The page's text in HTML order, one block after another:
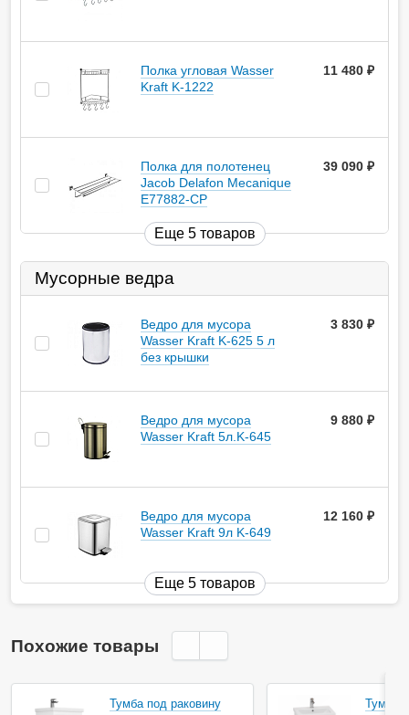
Полка угловая Wasser
Kraft K-1222
11 480
Полка для полотенец
Jacob Delafon Mecanique
E77882-CP
39 090
Еще 5 товаров
Мусорные ведра
Ведро для мусора
Wasser Kraft K-625 5 л
без крышки
3 830
Ведро для мусора
Wasser Kraft 5л.K-645
9 880
Ведро для мусора
Wasser Kraft 9л K-649
12 160
Еще 5 товаров
Похожие товары
Тумба под раковину
Тумба